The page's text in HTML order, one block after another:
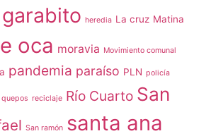
garabito heredia La cruz Matina
oca moravia Movimiento comunal
pandemia paraíso PLN policía
quepos reciclaje Río Cuarto San
San ramón santa ana